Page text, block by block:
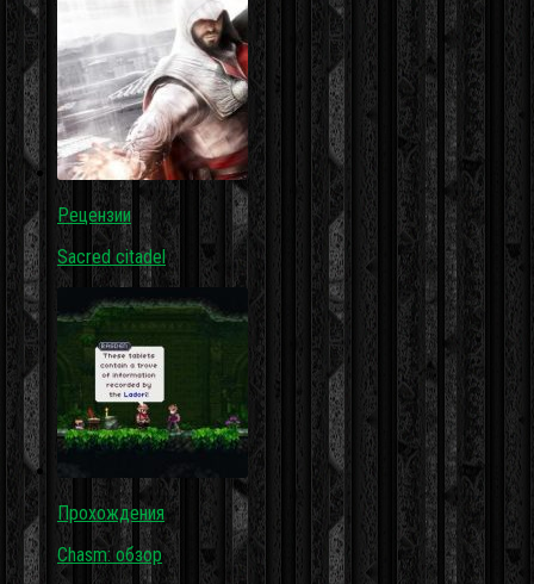
Рецензии
Sacred citadel
Прохождения
Chasm: обзор